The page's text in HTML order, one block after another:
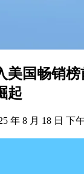
美国畅销
起
年 8 月 18 日 下